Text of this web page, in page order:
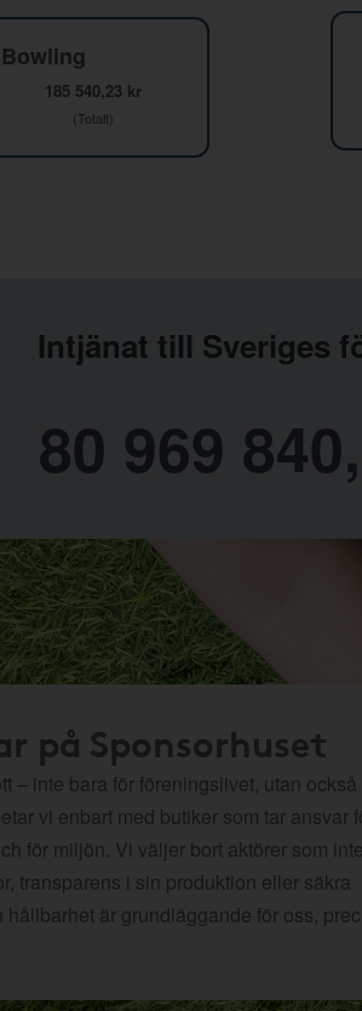
185 540,23 kr
(Totalt)
Intjänat till Sveriges
80 969
på Sponsorhuset
– inte bara för föreningslivet, utan också
vi enbart med butiker som tar ansvar
för miljön. Vi väljer bort aktörer som inte
transparens i sin produktion eller säkra
är grundläggande för oss,